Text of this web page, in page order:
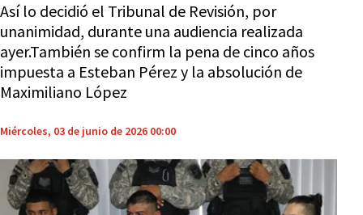
Así lo decidió el Tribunal de Revisión, por
unanimidad, durante una audiencia realizada
ayer.También se confirm la pena de cinco años
impuesta a Esteban Pérez y la absolución de
Maximiliano López
Miércoles, 03 de junio de 2026 00:00